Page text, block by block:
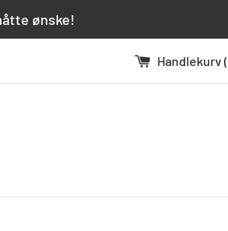
ønske!
Handlekurv (